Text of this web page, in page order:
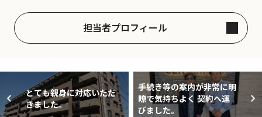
担当者プロフィール
とても親身に対応いただ
きました。
手続き等の案内が非常に明
瞭で気持ちよく 契約へ運
びました。